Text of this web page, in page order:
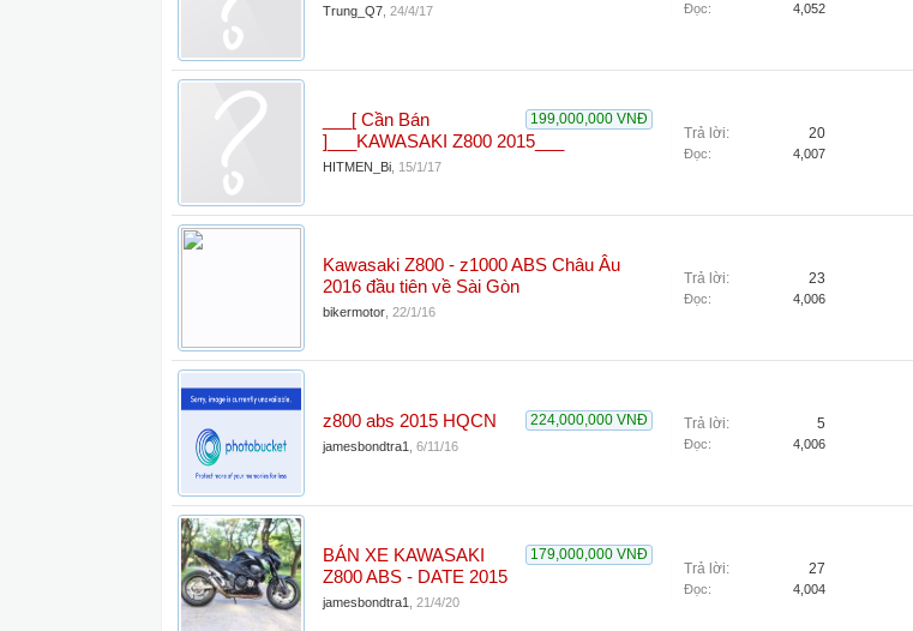
Trung_Q7 24/4/17 Đọc: 4,052
199,000,000 VNĐ
___[ Cần Bán
]___KAWASAKI Z800 2015___
HITMEN_Bi 15/1/17
Trả lời: 20
Đọc: 4,007
Kawasaki Z800 - z1000 ABS Châu Âu
2016 đầu tiên về Sài Gòn
bikermotor 22/1/16
Trả lời: 23
Đọc: 4,006
224,000,000 VNĐ
z800 abs 2015 HQCN
jamesbondtra1 6/11/16
Trả lời: 5
Đọc: 4,006
179,000,000 VNĐ
BÁN XE KAWASAKI
Z800 ABS - DATE 2015
jamesbondtra1 21/4/20
Trả lời: 27
Đọc: 4,004